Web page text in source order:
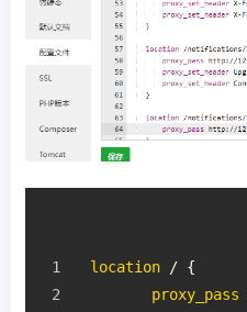
location / {
proxy_pass